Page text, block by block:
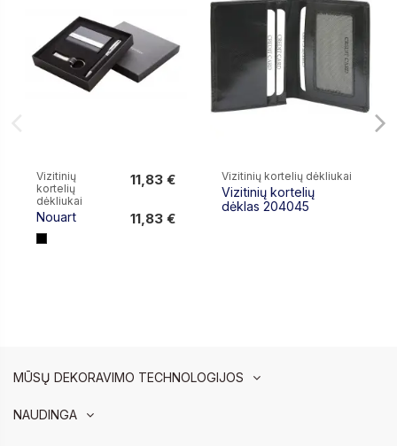
Vizitinių
kortelių
dėkliukai
Nouart
11,83 €
11,83 €
Vizitinių kortelių dėkliukai
Vizitinių kortelių
dėklas 204045
MŪSŲ DEKORAVIMO TECHNOLOGIJOS
NAUDINGA